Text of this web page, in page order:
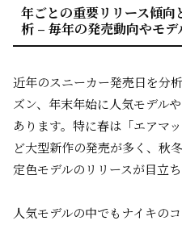
年ごとの重要リリース傾
析 – 毎年の発売動向やモ
近年のスニーカー発売日を分
ズン、年末年始に人気モデル
あります。特に春は「エアマ
ど大型新作の発売が多く、秋
定色モデルのリリースが目立ち
人気モデルの中でもナイキの